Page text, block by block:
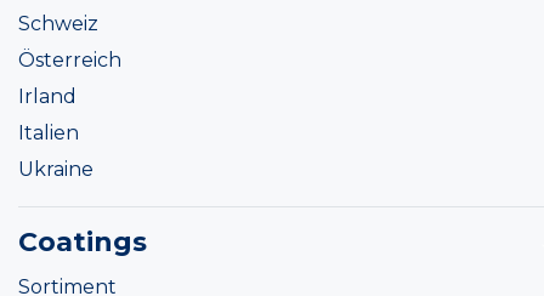
Schweiz
Österreich
Irland
Italien
Ukraine
Coatings
Sortiment